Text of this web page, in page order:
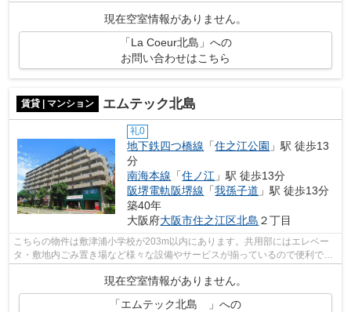
現在空室情報がありません。
「La Coeur北島」への
お問い合わせはこちら
賃貸 | マンション エムテック北島
礼0
地下鉄四つ橋線 「住之江公園 」駅 徒歩13
分
南海本線 「住ノ江 」駅 徒歩13分
阪堺電軌阪堺線 「我孫子道 」駅 徒歩13分
築40年
大阪府大阪市住之江区北島 ２丁目
こちらの物件は敷津浦小学校が203m以内にあります。共用部にはエレベー
タ・敷地内ごみ置き場など様々な設備やサービスが揃っているので便利で
す。歩いて14分ほどで駅にアクセスできる...
現在空室情報がありません。
「エムテック北島 」への